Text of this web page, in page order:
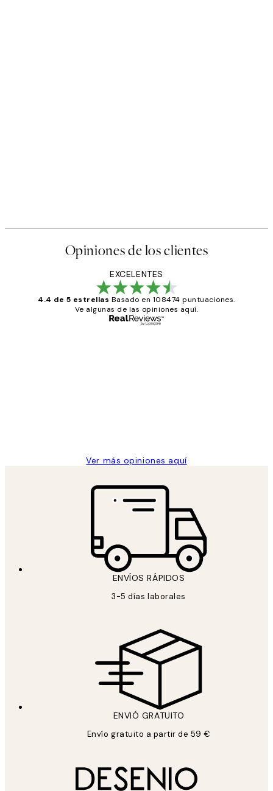
Opiniones de los clientes
EXCELENTES
4.4 de 5 estrellas Basado en 108474 puntuaciones.
Ve algunas de las opiniones aquí.
Ver más opiniones aquí
ENVÍOS RÁPIDOS
3-5 días laborales
ENVIÓ GRATUITO
Envío gratuito a partir de 59 €